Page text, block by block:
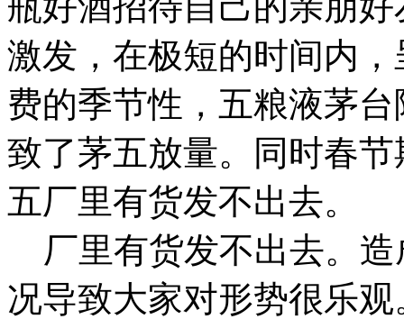
激发，在极短的时间内
费的季节性，五粮液茅
致了茅五放量。同时春
五厂里有货发不出去。
厂里有货发不出去。造
况导致大家对形势很乐